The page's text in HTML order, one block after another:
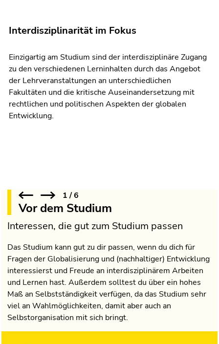
Interdisziplinarität im Fokus
Einzigartig am Studium sind der interdisziplinäre Zugang
zu den verschiedenen Lerninhalten durch das Angebot
der Lehrveranstaltungen an unterschiedlichen
Fakultäten und die kritische Auseinandersetzung mit
rechtlichen und politischen Aspekten der globalen
Entwicklung.
1/6
Vor dem Studium
Interessen, die gut zum Studium passen
Das Studium kann gut zu dir passen, wenn du dich für
Fragen der Globalisierung und (nachhaltiger) Entwicklung
interessierst und Freude an interdisziplinärem Arbeiten
und Lernen hast. Außerdem solltest du über ein hohes
Maß an Selbstständigkeit verfügen, da das Studium sehr
viel an Wahlmöglichkeiten, damit aber auch an
Selbstorganisation mit sich bringt.